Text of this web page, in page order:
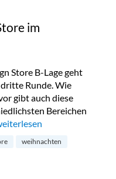
im
Store B-Lage geht
Runde. Wie
gibt auch diese
Bereichen
Lage X-Mas Pop-Up Store
weihnachten